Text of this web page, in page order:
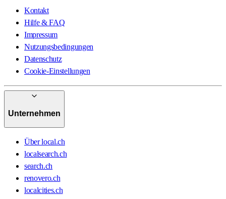
Kontakt
Hilfe & FAQ
Impressum
Nutzungsbedingungen
Datenschutz
Cookie-Einstellungen
Unternehmen
Über local.ch
localsearch.ch
search.ch
renovero.ch
localcities.ch